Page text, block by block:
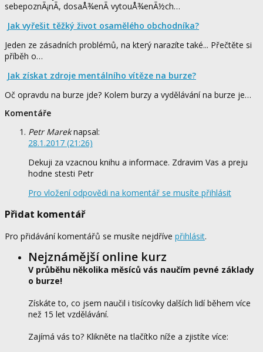
sebepoznÃ¡nÃ­, dosaÅ¾enÃ­ vytouÅ¾enÃ½ch…
Jak vyřešit těžký život osamělého obchodníka?
Jeden ze zásadních problémů, na který narazíte také... Přečtěte si
příběh o…
Jak získat zdroje mentálního vítěze na burze?
Oč opravdu na burze jde? Kolem burzy a vydělávání na burze je…
Komentáře
Petr Marek napsal:
28.1.2017 (21:26)
Dekuji za vzacnou knihu a informace. Zdravim Vas a preju
hodne stesti Petr
Pro vložení odpovědi na komentář se musíte přihlásit
Přidat komentář
Pro přidávání komentářů se musíte nejdříve přihlásit.
Nejznámější online kurz
V průběhu několika měsíců vás naučím pevné základy
o burze!
Získáte to, co jsem naučil i tisícovky dalších lidí během více
než 15 let vzdělávání.
Zajímá vás to? Klikněte na tlačítko níže a zjistíte více: